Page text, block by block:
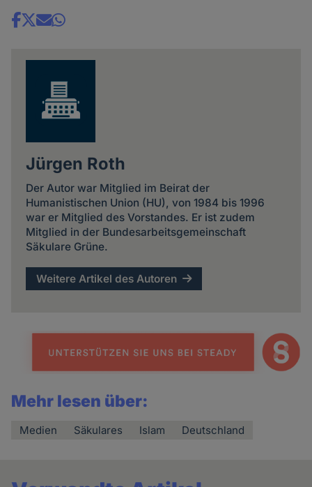
Share
Jürgen Roth
Der Autor war Mitglied im Beirat der
Humanistischen Union (HU), von 1984 bis 1996
war er Mitglied des Vorstandes. Er ist zudem
Mitglied in der Bundesarbeitsgemeinschaft
Säkulare Grüne.
Weitere Artikel des Autoren
Mehr lesen über:
Medien Säkulares Islam Deutschland